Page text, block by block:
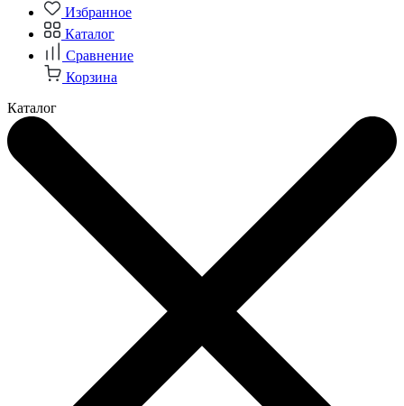
Избранное
Каталог
Сравнение
Корзина
Каталог